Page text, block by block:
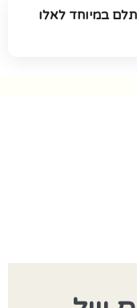
במיוחד לאלו